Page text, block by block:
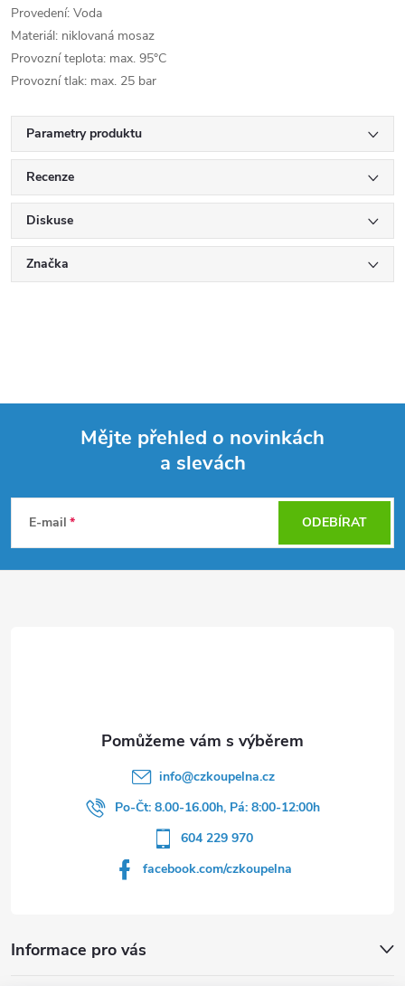
Provedení: Voda
Materiál: niklovaná mosaz
Provozní teplota: max. 95°C
Provozní tlak: max. 25 bar
Parametry produktu
Recenze
Diskuse
Značka
p
Mějte přehled o novinkách
a slevách
E-mail ODEBÍRAT
Informace pro vás
info@czkoupelna.cz
Po-Čt: 8.00-16.00h, Pá: 8:00-12:00h
604 229 970
facebook.com/czkoupelna